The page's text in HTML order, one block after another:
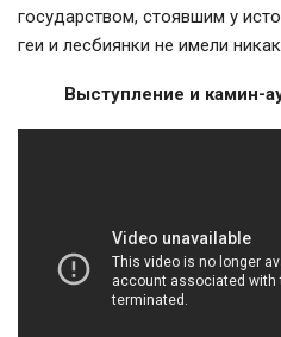
государством, стоявшим у
геи и лесбиянки не имели
Выступление и камин-